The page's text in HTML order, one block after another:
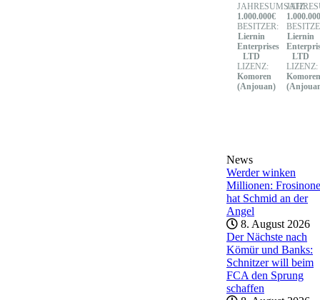
JAHRESUMSATZ:
1.000.000€
BESITZER:
Liernin
Enterprises
LTD
LIZENZ:
Komoren
(Anjouan)
Liernin
LTD
LIZENZ:
Komoren
News
Werder winken
Millionen: Frosinone
hat Schmid an der
Angel
8. August 2026
Der Nächste nach
Kömür und Banks:
Schnitzer will beim
FCA den Sprung
schaffen